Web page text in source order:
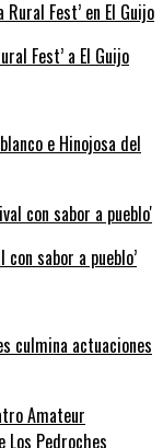
Fest’ a El Guijo
e Hinojosa del
sabor a pueblo’
culmina actuaciones